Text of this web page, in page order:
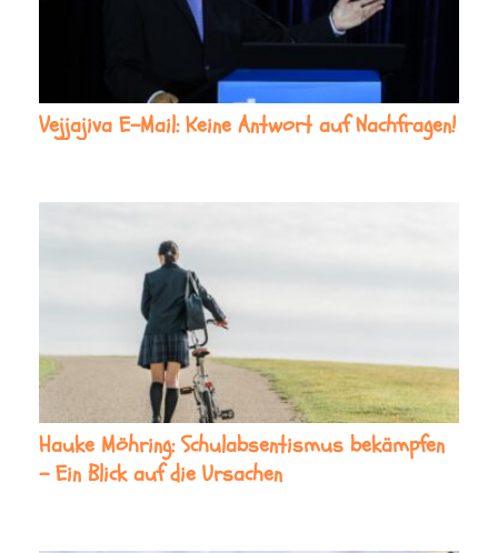
Vejjajiva E-Mail: Keine Antwort auf Nachfragen!
Hauke Möhring: Schulabsentismus bekämpfen
– Ein Blick auf die Ursachen